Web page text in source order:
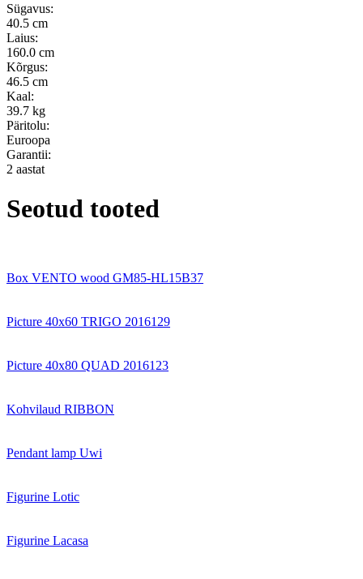
Sügavus:
40.5 cm
Laius:
160.0 cm
Kõrgus:
46.5 cm
Kaal:
39.7 kg
Päritolu:
Euroopa
Garantii:
2 aastat
Seotud tooted
Box VENTO wood GM85-HL15B37
Picture 40x60 TRIGO 2016129
Picture 40x80 QUAD 2016123
Kohvilaud RIBBON
Pendant lamp Uwi
Figurine Lotic
Figurine Lacasa